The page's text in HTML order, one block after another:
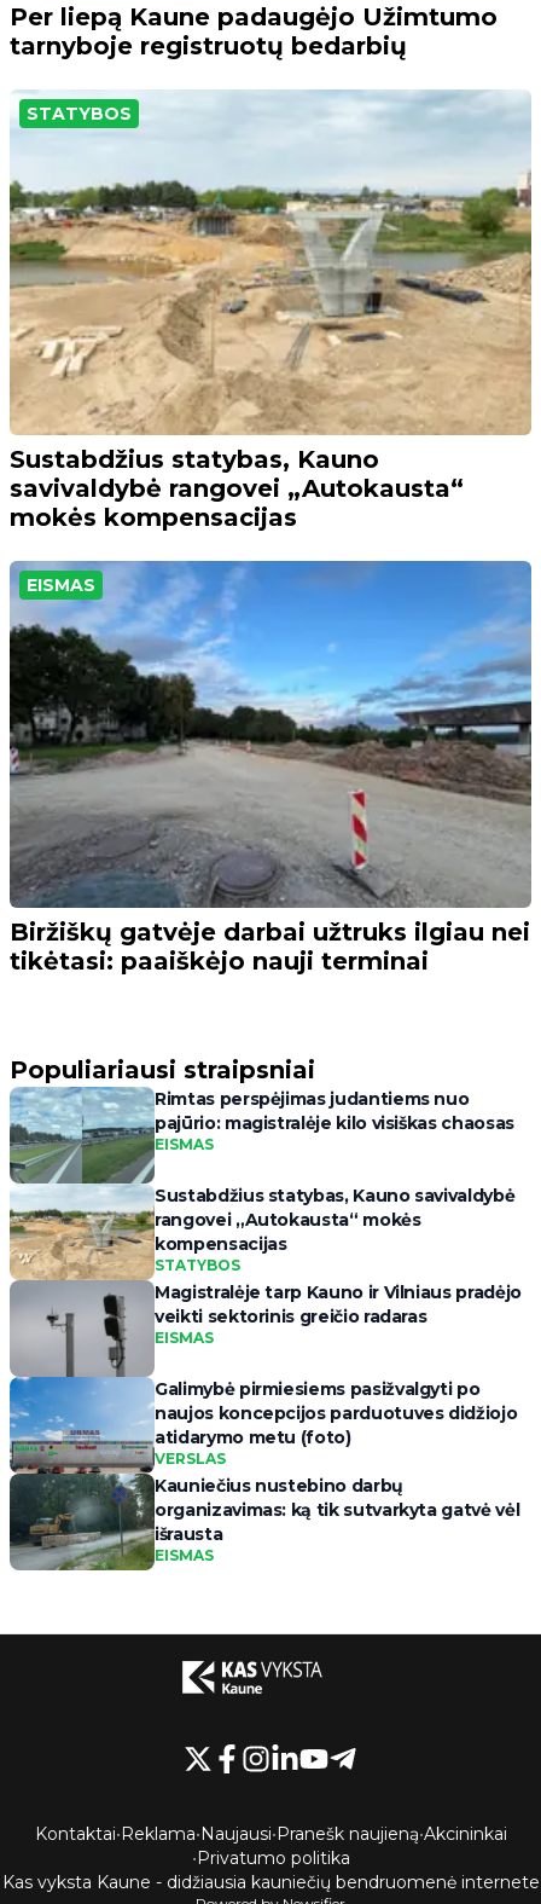
Per liepą Kaune padaugėjo Užimtumo
tarnyboje registruotų bedarbių
STATYBOS
Sustabdžius statybas, Kauno
savivaldybė rangovei „Autokausta“
mokės kompensacijas
EISMAS
Biržiškų gatvėje darbai užtruks ilgiau nei
tikėtasi: paaiškėjo nauji terminai
Populiariausi straipsniai
Rimtas perspėjimas judantiems nuo
pajūrio: magistralėje kilo visiškas chaosas
EISMAS
Sustabdžius statybas, Kauno savivaldybė
rangovei „Autokausta“ mokės
kompensacijas
STATYBOS
Magistralėje tarp Kauno ir Vilniaus pradėjo
veikti sektorinis greičio radaras
EISMAS
Galimybė pirmiesiems pasižvalgyti po
naujos koncepcijos parduotuves didžiojo
atidarymo metu (foto)
VERSLAS
Kauniečius nustebino darbų
organizavimas: ką tik sutvarkyta gatvė vėl
išrausta
EISMAS
Kontaktai•Reklama•Naujausi•Pranešk naujieną•Akcininkai
•Privatumo politika
Kas vyksta Kaune - didžiausia kauniečių bendruomenė internete